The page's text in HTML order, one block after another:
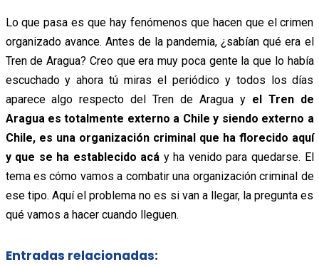
Lo que pasa es que hay fenómenos que hacen que el crimen
organizado avance. Antes de la pandemia, ¿sabían qué era el
Tren de Aragua? Creo que era muy poca gente la que lo había
escuchado y ahora tú miras el periódico y todos los días
aparece algo respecto del Tren de Aragua y el Tren de
Aragua es totalmente externo a Chile y siendo externo a
Chile, es una organización criminal que ha florecido aquí
y que se ha establecido acá y ha venido para quedarse. El
tema es cómo vamos a combatir una organización criminal de
ese tipo. Aquí el problema no es si van a llegar, la pregunta es
qué vamos a hacer cuando lleguen.
Entradas relacionadas: